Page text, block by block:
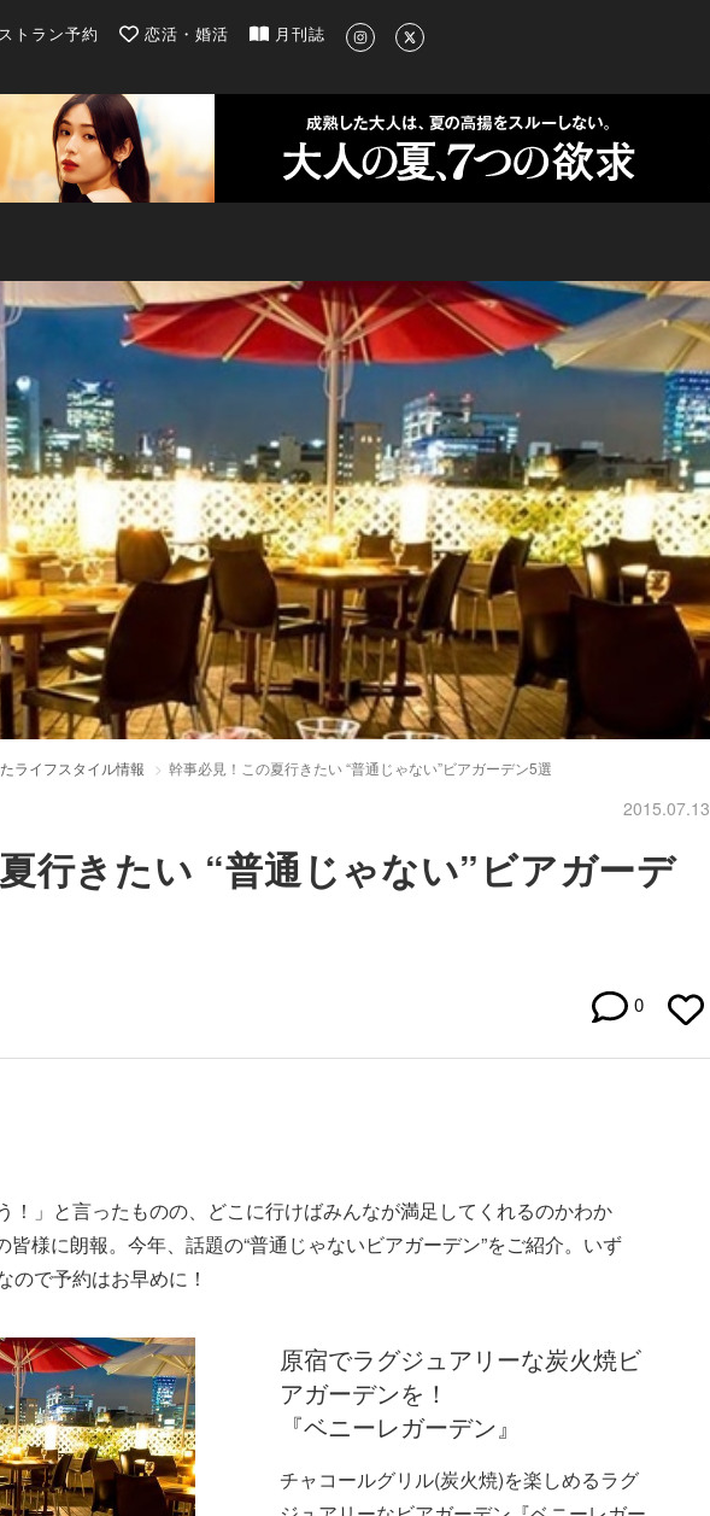
レンダー | 最新のグルメ、洗練されたライフスタイル情報
トラン予約 恋活・婚活 月刊誌
ライフスタイル情報 幹事必見！この夏行きたい “普通じゃない”ビアガーデン5選
2015.07.13
行きたい “普通じゃない”ビアガーデ
0
！」と言ったものの、どこに行けばみんなが満足してくれるのかわか
皆様に朗報。今年、話題の“普通じゃないビアガーデン”をご紹介。いず
ので予約はお早めに！
原宿でラグジュアリーな炭火焼ビ
アガーデンを！
『ベニーレガーデン』
チャコールグリル(炭火焼)を楽しめるラグ